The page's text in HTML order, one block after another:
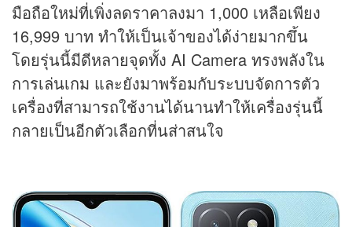
มือถือใหม่ที่เพิ่งลดราคาลงมา 1,000 เหลือเพียง
16,999 บาท ทำให้เป็นเจ้าของได้ง่ายมากขึ้น
โดยรุ่นนี้มีดีหลายจุดทั้ง AI Camera ทรงพลังใน
การเล่นเกม และยังมาพร้อมกับระบบจัดการตัว
เครื่องที่สามารถใช้งานได้นานทำให้เครื่องรุ่นนี้
กลายเป็นอีกตัวเลือกที่นส่าสนใจ